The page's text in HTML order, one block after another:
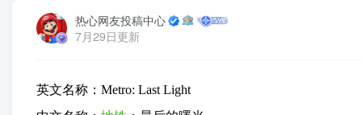
热心网友投稿中心
7月29日更新
英文名称：Metro: Last Light